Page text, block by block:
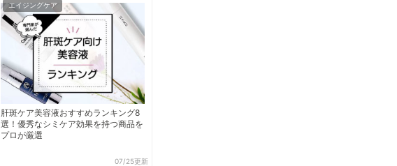
エイジングケア
07/25更新
肝斑ケア美容液おすすめランキング8
選！優秀なシミケア効果を持つ商品を
プロが厳選